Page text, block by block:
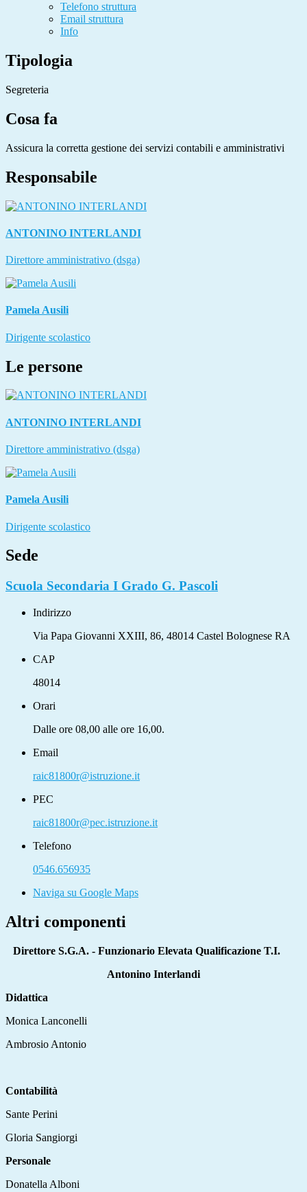
Telefono struttura
Email struttura
Info
Tipologia
Segreteria
Cosa fa
Assicura la corretta gestione dei servizi contabili e amministrativi
Responsabile
ANTONINO INTERLANDI
Direttore amministrativo (dsga)
Pamela Ausili
Dirigente scolastico
Le persone
ANTONINO INTERLANDI
Direttore amministrativo (dsga)
Pamela Ausili
Dirigente scolastico
Sede
Scuola Secondaria I Grado G. Pascoli
Indirizzo
Via Papa Giovanni XXIII, 86, 48014 Castel Bolognese RA
CAP
48014
Orari
Dalle ore 08,00 alle ore 16,00.
Email
raic81800r@istruzione.it
PEC
raic81800r@pec.istruzione.it
Telefono
0546.656935
Naviga su Google Maps
Altri componenti
Direttore S.G.A. - Funzionario Elevata Qualificazione T.I.
Antonino Interlandi
Didattica
Monica Lanconelli
Ambrosio Antonio
Contabilità
Sante Perini
Gloria Sangiorgi
Personale
Donatella Alboni